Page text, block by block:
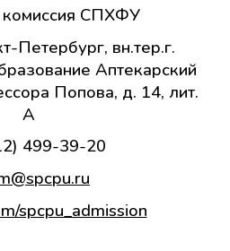
СПХФУ
Петербург, вн.тер.г.
Аптекарский
Попова, д. 14, лит.
А
499-39-20
spcpu_admission